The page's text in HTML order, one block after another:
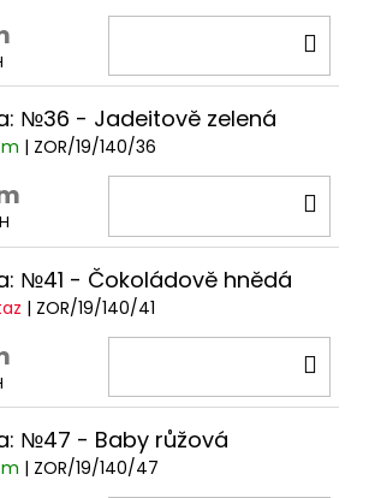
№36 - Jadeitově zelená
| ZOR/19/140/36
№41 - Čokoládově hnědá
| ZOR/19/140/41
№47 - Baby růžová
| ZOR/19/140/47